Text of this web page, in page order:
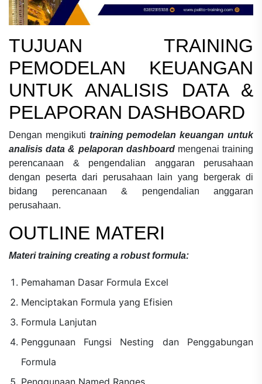
TUJUAN TRAINING
PEMODELAN KEUANGAN
UNTUK ANALISIS DATA &
PELAPORAN DASHBOARD
Dengan mengikuti training pemodelan keuangan untuk
analisis data & pelaporan dashboard mengenaitraining
perencanaan & pengendalian anggaran perusahaan
dengan peserta dari perusahaan lain yang bergerak di
bidang perencanaan & pengendalian anggaran
perusahaan.
OUTLINE MATERI
Materitraining creating a robust formula:
Pemahaman Dasar Formula Excel
Menciptakan Formula yang Efisien
Formula Lanjutan
Penggunaan Fungsi Nesting dan Penggabungan
Formula
Penggunaan Named Ranges